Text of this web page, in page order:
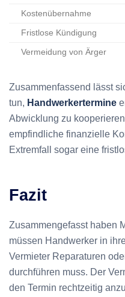
Kostenübernahme
Fristlose Kündigung
Vermeidung von Ärger
Zusammenfassend lässt
tun, Handwerkertermine
Abwicklung zu
empfindliche finanzielle
Extremfall sogar eine
Fazit
Zusammengefasst haben
müssen Handwerker in
Vermieter Reparaturen
durchführen muss. Der
den Termin rechtzeitig